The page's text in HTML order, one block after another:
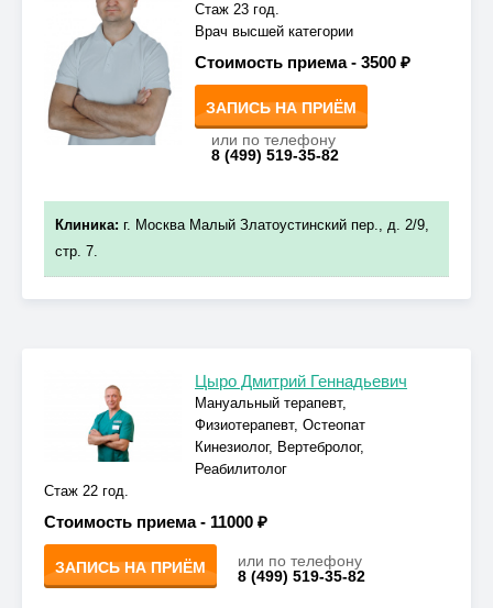
Стаж 23 год.
Врач высшей категории
Стоимость приема - 3500 ₽
ЗАПИСЬ НА ПРИЁМ
или по телефону
8 (499) 519-35-82
Клиника: г. Москва Малый Златоустинский пер., д. 2/9,
стр. 7.
Цыро Дмитрий Геннадьевич
Мануальный терапевт,
Физиотерапевт, Остеопат
Кинезиолог, Вертебролог,
Реабилитолог
Стаж 22 год.
Стоимость приема - 11000 ₽
ЗАПИСЬ НА ПРИЁМ
или по телефону
8 (499) 519-35-82